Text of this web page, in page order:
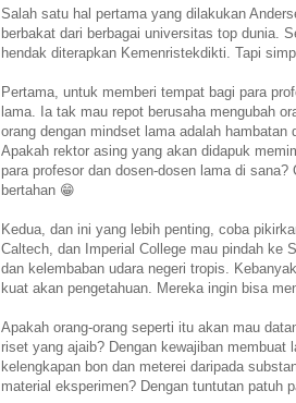
Salah satu hal pertama yang dilakukan
berbakat dari berbagai universitas top dunia.
hendak diterapkan Kemenristekdikti. Tapi
Pertama, untuk memberi tempat bagi para
lama. Ia tak mau repot berusaha mengubah
orang dengan mindset lama adalah
Apakah rektor asing yang akan didapuk
para profesor dan dosen-dosen lama di
bertahan 😁
Kedua, dan ini yang lebih penting, coba
Caltech, dan Imperial College mau pindah ke
dan kelembaban udara negeri tropis.
kuat akan pengetahuan. Mereka ingin bisa
Apakah orang-orang seperti itu akan mau
riset yang ajaib? Dengan kewajiban membuat
kelengkapan bon dan meterei daripada
material eksperimen? Dengan tuntutan patuh